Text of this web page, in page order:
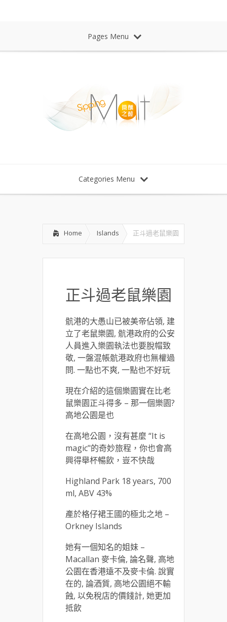
Pages Menu
Categories Menu
Home Islands 正斗過老鼠樂園
正斗過老鼠樂園
骯港的大愚山已被美帝佔領, 建
立了老鼠樂園, 骯港政府的公安
人員進入樂園執法也要脫帽致
敬, 一盤混帳骯港政府也無權過
問. 一點也不爽, 一點也不好玩
現在介紹的這個樂園實在比老
鼠樂園正斗得多 – 那一個樂園?
高地公園是也
在高地公園，沒有甚麼 “It is
magic"的奇妙旅程，你也會高
興得舉杯暢飲，豈不快哉
Highland Park 18 years, 700
ml, ABV 43%
產於格仔裙王國的極北之地 –
Orkney Islands
她有一個知名的姐妹 –
Macallan 麥卡倫, 論名聲, 高地
公園在香港遠不及麥卡倫. 說實
在的, 論酒質, 高地公園絕不輸
蝕, 以免稅店的價錢計, 她更加
抵飲